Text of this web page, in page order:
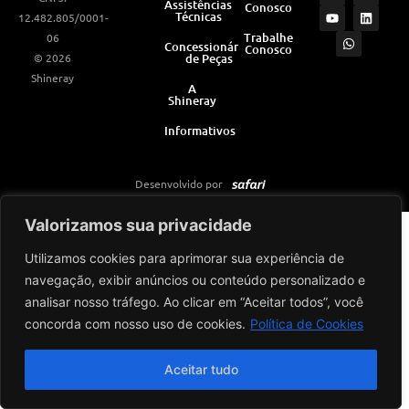
Valorizamos sua privacidade
Utilizamos cookies para aprimorar sua experiência de
navegação, exibir anúncios ou conteúdo personalizado e
analisar nosso tráfego. Ao clicar em “Aceitar todos”, você
concorda com nosso uso de cookies. Política de Cookies
Aceitar tudo
12.482.805/0001-
06
© 2026
Shineray
Assistências
Técnicas
Concessionárias
de Peças
A
Shineray
Informativos
Conosco
Trabalhe
Conosco
s
t
a
c
e
u
t
u
n
k
a
s
a
Desenvolvido por